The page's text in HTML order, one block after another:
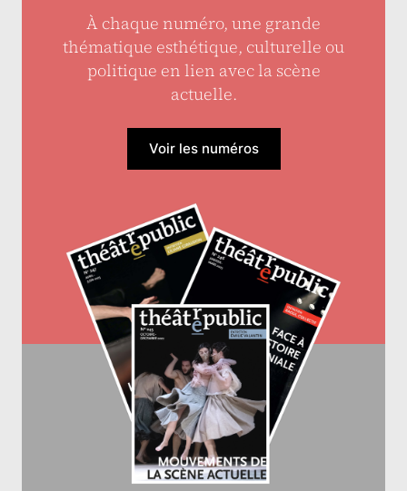
À chaque numéro, une grande
thématique esthétique, culturelle ou
politique en lien avec la scène
actuelle.
Voir les numéros